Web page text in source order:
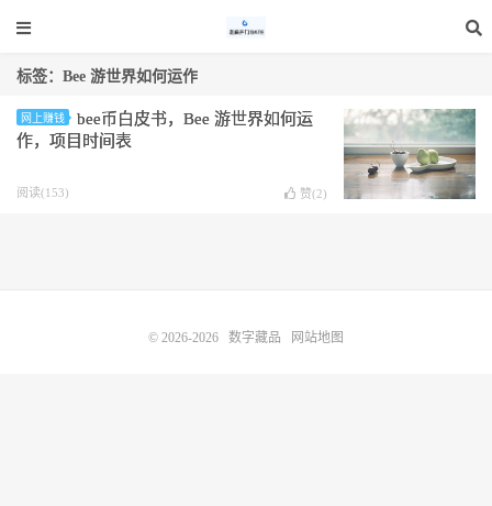
标签：Bee 游世界如何运作
网上赚钱
bee币白皮书，Bee 游世界如何运
作，项目时间表
阅读(153) 赞(2)
© 2026-2026 数字藏品 网站地图